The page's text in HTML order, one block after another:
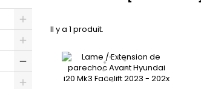
Il y a 1 produit.